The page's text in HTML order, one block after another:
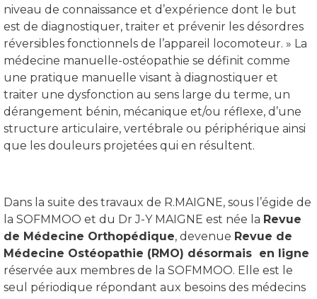
niveau de connaissance et d’expérience dont le but
est de diagnostiquer, traiter et prévenir les désordres
réversibles fonctionnels de l’appareil locomoteur. » La
médecine manuelle-ostéopathie se définit comme
une pratique manuelle visant à diagnostiquer et
traiter une dysfonction au sens large du terme, un
dérangement bénin, mécanique et/ou réflexe, d’une
structure articulaire, vertébrale ou périphérique ainsi
que les douleurs projetées qui en résultent.
Dans la suite des travaux de R.MAIGNE, sous l’égide de
la SOFMMOO et du Dr J-Y MAIGNE est née la Revue
de Médecine Orthopédique, devenue Revue de
Médecine Ostéopathie (RMO) désormais en ligne
réservée aux membres de la SOFMMOO. Elle est le
seul périodique répondant aux besoins des médecins